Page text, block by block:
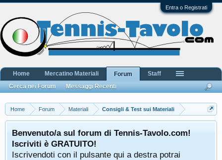
Entra o Registrati
Home Forum Materiali Consigli & Test sui Materiali
Benvenuto/a sul forum di Tennis-Tavolo.com!
Iscriviti è GRATUITO!
Iscrivendoti con il pulsante qui a destra potrai
Home Mercatino Materiali
Forum
Cerca nei Forum
Messaggi Recenti
Staff